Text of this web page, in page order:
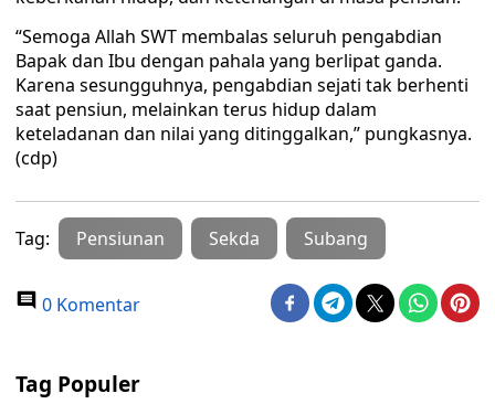
“Semoga Allah SWT membalas seluruh pengabdian
Bapak dan Ibu dengan pahala yang berlipat ganda.
Karena sesungguhnya, pengabdian sejati tak berhenti
saat pensiun, melainkan terus hidup dalam
keteladanan dan nilai yang ditinggalkan,” pungkasnya.
(cdp)
Tag: Pensiunan Sekda Subang
0 Komentar
Tag Populer